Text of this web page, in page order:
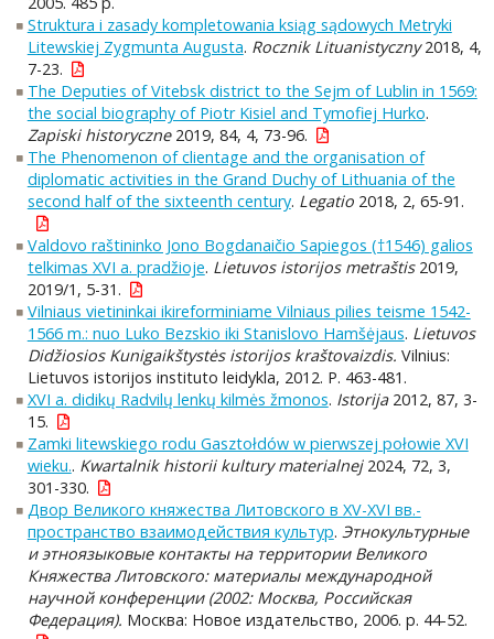
Struktura i zasady kompletowania ksiąg sądowych Metryki
Litewskiej Zygmunta Augusta. Rocznik Lituanistyczny2018, 4,
7-23.
The Deputies of Vitebsk district to the Sejm of Lublin in 1569:
the social biography of Piotr Kisiel and Tymofiej Hurko.
Zapiski historyczne2019, 84, 4, 73-96.
The Phenomenon of clientage and the organisation of
diplomatic activities in the Grand Duchy of Lithuania of the
second half of the sixteenth century. Legatio2018, 2, 65-91.
Valdovo raštininko Jono Bogdanaičio Sapiegos (†1546) galios
telkimas XVI a. pradžioje. Lietuvos istorijos metraštis2019,
2019/1, 5-31.
Vilniaus vietininkai ikireforminiame Vilniaus pilies teisme 1542-
1566 m.: nuo Luko Bezskio iki Stanislovo Hamšėjaus. Lietuvos
Didžiosios Kunigaikštystės istorijos kraštovaizdis. Vilnius:
Lietuvos istorijos instituto leidykla, 2012. P. 463-481.
XVI a. didikų Radvilų lenkų kilmės žmonos. Istorija2012, 87, 3-
15.
Zamki litewskiego rodu Gasztołdów w pierwszej połowie XVI
wieku.. Kwartalnik historii kultury materialnej2024, 72, 3,
301-330.
Двор Великого княжества Литовского в XV-XVI вв.-
пространство взаимодействия культур. Этнокультурные
и этноязыковые контакты на территории Великого
Княжества Литовского: материалы международной
научной конференции (2002: Москва, Российская
Федерация). Москва: Новое издательство, 2006. p. 44-52.